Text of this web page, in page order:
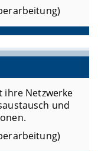
ihre Netzwerke
und